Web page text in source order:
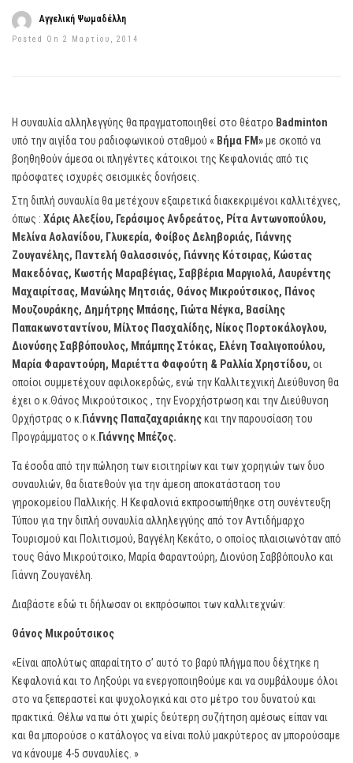
Αγγελική Ψωμαδέλλη
Posted On 2 Μαρτίου, 2014
Η συναυλία αλληλεγγύης θα πραγματοποιηθεί στο θέατρο Badminton
υπό την αιγίδα του ραδιοφωνικού σταθμού « Βήμα FM»με σκοπό να
βοηθηθούν άμεσα οι πληγέντες κάτοικοι της Κεφαλονιάς από τις
πρόσφατες ισχυρές σεισμικές δονήσεις.
Στη διπλή συναυλία θα μετέχουν εξαιρετικά διακεκριμένοι καλλιτέχνες,
όπως : Χάρις Αλεξίου, Γεράσιμος Ανδρεάτος, Ρίτα Αντωνοπούλου,
Μελίνα Ασλανίδου, Γλυκερία, Φοίβος Δεληβοριάς, Γιάννης
Ζουγανέλης, Παντελή Θαλασσινός, Γιάννης Κότσιρας, Κώστας
Μακεδόνας, Κωστής Μαραβέγιας, Σαββέρια Μαργιολά, Λαυρέντης
Μαχαιρίτσας, Μανώλης Μητσιάς, Θάνος Μικρούτσικος, Πάνος
Μουζουράκης, Δημήτρης Μπάσης, Γιώτα Νέγκα, Βασίλης
Παπακωνσταντίνου, Μίλτος Πασχαλίδης, Νίκος Πορτοκάλογλου,
Διονύσης Σαββόπουλος, Μπάμπης Στόκας, Ελένη Τσαλιγοπούλου,
Μαρία Φαραντούρη, Μαριέττα Φαφούτη & Ραλλία Χρηστίδου, οι
οποίοι συμμετέχουν αφιλοκερδώς, ενώ την Καλλιτεχνική Διεύθυνση θα
έχει ο κ.Θάνος Μικρούτσικος , την Ενορχήστρωση και την Διεύθυνση
Ορχήστρας ο κ. Γιάννης Παπαζαχαριάκηςκαι την παρουσίαση του
Προγράμματος ο κ. Γιάννης Μπέζος.
Τα έσοδα από την πώληση των εισιτηρίων και των χορηγιών των δυο
συναυλιών, θα διατεθούν για την άμεση αποκατάσταση του
γηροκομείου Παλλικής. Η Κεφαλονιά εκπροσωπήθηκε στη συνέντευξη
Τύπου για την διπλή συναυλία αλληλεγγύης από τον Αντιδήμαρχο
Τουρισμού και Πολιτισμού, Βαγγέλη Κεκάτο, ο οποίος πλαισιωνόταν από
τους Θάνο Μικρούτσικο, Μαρία Φαραντούρη, Διονύση Σαββόπουλο και
Γιάννη Ζουγανέλη.
Διαβάστε εδώ τι δήλωσαν οι εκπρόσωποι των καλλιτεχνών:
Θάνος Μικρούτσικος
«Είναι απολύτως απαραίτητο σ’ αυτό το βαρύ πλήγμα που δέχτηκε η
Κεφαλονιά και το Ληξούρι να ενεργοποιηθούμε και να συμβάλουμε όλοι
στο να ξεπεραστεί και ψυχολογικά και στο μέτρο του δυνατού και
πρακτικά. Θέλω να πω ότι χωρίς δεύτερη συζήτηση αμέσως είπαν ναι
και θα μπορούσε ο κατάλογος να είναι πολύ μακρύτερος αν μπορούσαμε
να κάνουμε 4-5 συναυλίες. »